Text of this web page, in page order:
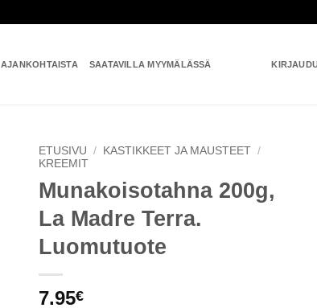
AJANKOHTAISTA SAATAVILLA MYYMÄLÄSSÄ
ETUSIVU / KASTIKKEET JA MAUSTEET /
KREEMIT
Munakoisotahna 200g,
La Madre Terra.
Luomutuote
7.95€